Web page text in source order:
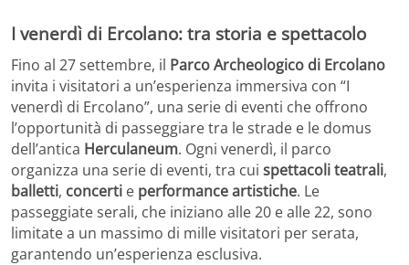
I venerdì di Ercolano: tra storia e spettacolo
Fino al 27 settembre, il Parco Archeologico di Ercolano
invita i visitatori a un’esperienza immersiva con “I
venerdì di Ercolano”, una serie di eventi che offrono
l’opportunità di passeggiare tra le strade e le domus
dell’antica Herculaneum. Ogni venerdì, il parco
organizza una serie di eventi, tra cui spettacoli teatrali,
balletti, concerti e performance artistiche. Le
passeggiate serali, che iniziano alle 20 e alle 22, sono
limitate a un massimo di mille visitatori per serata,
garantendo un’esperienza esclusiva.